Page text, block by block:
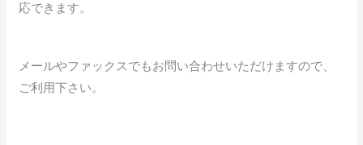
応できます。
メールやファックスでもお問い合わせいただけますので、
ご利用下さい。